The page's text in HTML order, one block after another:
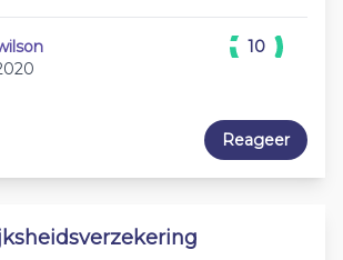
10
Reageer